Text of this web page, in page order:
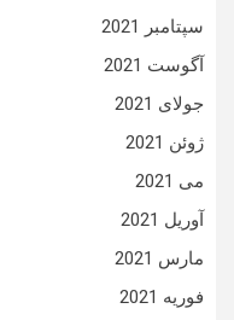
سپتامبر 2021
آگوست 2021
جولای 2021
ژوئن 2021
می 2021
آوریل 2021
مارس 2021
فوریه 2021